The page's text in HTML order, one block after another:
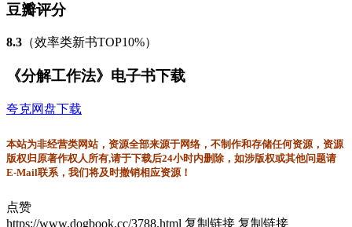
豆瓣评分
8.3 （效率类新书TOP10%）
《分解工作法》电子书下载
夸克网盘下载
本站为非经营类网站，资源全部来源于网络，不制作和存储任何资源，资源
版权归原著作权人所有,请于下载后24小时内删除，如涉版权或其他问题请
E-Mail联系，我们将及时撤销相应资源！
点赞
https://www.dogbook.cc/3788.html 复制链接 复制链接